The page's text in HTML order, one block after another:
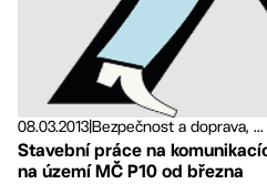
08.03.2013Bezpečnost a doprava, ...
Stavební práce na
na území MČ P10 od března